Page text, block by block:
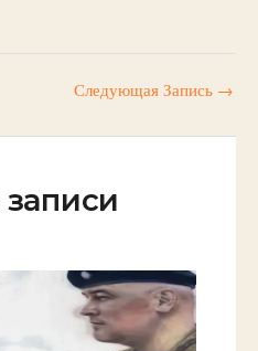
Следующая Запись →